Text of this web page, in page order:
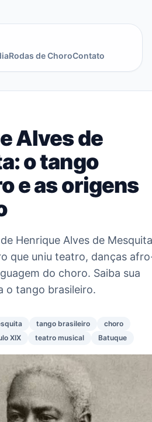
Rodas de ChoroContato
Alves de
o tango
e as origens
Henrique Alves de
que uniu teatro, danças
do choro. Saiba sua
o tango brasileiro.
tango brasileiro
choro
XIX
teatro musical Batuque